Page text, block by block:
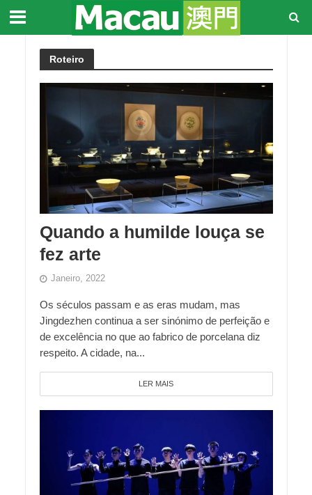
Roteiro
Quando a humilde louça se
fez arte
Janeiro, 2022
Os séculos passam e as eras mudam, mas
Jingdezhen continua a ser sinónimo de perfeição e
de excelência no que ao fabrico de porcelana diz
respeito. A cidade, na...
LER MAIS